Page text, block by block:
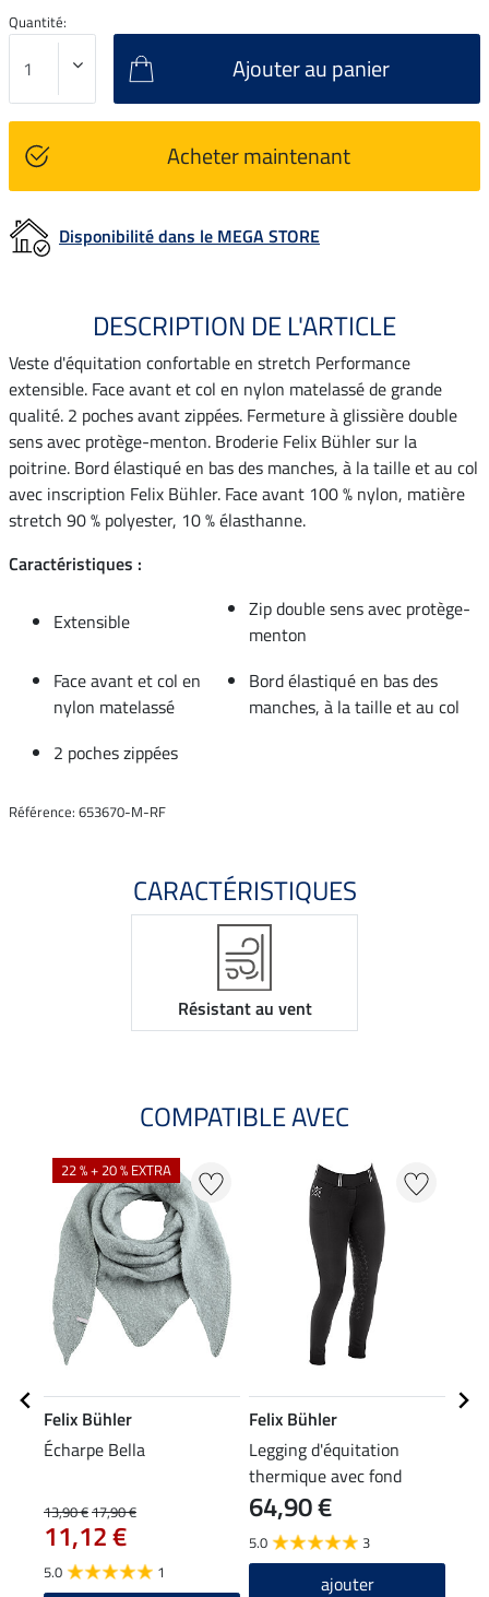
Quantité:
Ajouter au panier
Acheter maintenant
Disponibilité dans le MEGA STORE
DESCRIPTION DE L'ARTICLE
Veste d'équitation confortable en stretch Performance
extensible. Face avant et col en nylon matelassé de grande
qualité. 2 poches avant zippées. Fermeture à glissière double
sens avec protège-menton. Broderie Felix Bühler sur la
poitrine. Bord élastiqué en bas des manches, à la taille et au col
avec inscription Felix Bühler. Face avant 100 % nylon, matière
stretch 90 % polyester, 10 % élasthanne.
Caractéristiques :
Extensible
Zip double sens avec protège-
menton
Face avant et col en
nylon matelassé
Bord élastiqué en bas des
manches, à la taille et au col
2 poches zippées
Référence: 653670-M-RF
CARACTÉRISTIQUES
Résistant au vent
COMPATIBLE AVEC
22 % + 20 % EXTRA
Felix Bühler
Écharpe Bella
13,90 €17,90 €
11,12 €
5.0 1
Felix Bühler
Legging d'équitation
thermique avec fond
intégral grip Juliette
64,90 €
5.0 3
ajouter